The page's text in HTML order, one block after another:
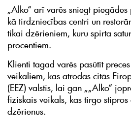
„Alko“ arī varēs sniegt
kā tirdzniecības centri un
tikai dzērieniem, kuru spirta
procentiem.
Klienti tagad varēs pasūtīt
veikaliem, kas atrodas citās
(EEZ) valstīs, lai gan „„Alko“
fiziskais veikals, kas tirgo stipros
dzērienus.